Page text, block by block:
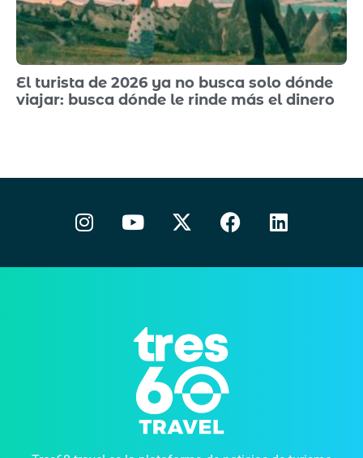
El turista de 2026 ya no busca solo dónde
viajar: busca dónde le rinde más el dinero